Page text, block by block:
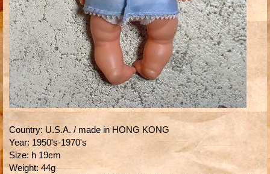
Country: U.S.A. / made in HONG KONG
Year: 1950's-1970's
Size: h 19cm
Weight: 44g